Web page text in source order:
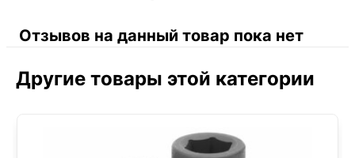
Отзывов на данный товар пока нет
Другие товары этой категории